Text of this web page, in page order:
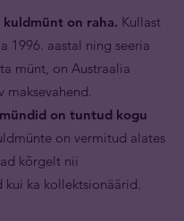
on raha. Kullast
1996. aastal ning seeria
münt, on Austraalia
maksevahend.
on tuntud kogu
on vermitud alates
kõrgelt nii
kui ka kollektsionäärid.